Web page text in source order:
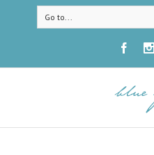
Go to...